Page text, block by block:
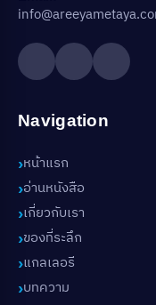
Navigation
หน้าแรก
อ่านหนังสือ
เกี่ยวกับเรา
ของที่ระลึก
แกลเลอรี
บทความ